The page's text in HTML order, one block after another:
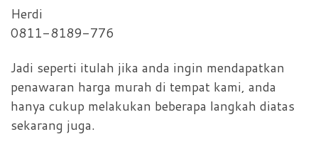
Herdi
0811-8189-776
Jadi seperti itulah jika anda ingin mendapatkan
penawaran harga murah di tempat kami, anda
hanya cukup melakukan beberapa langkah diatas
sekarang juga.